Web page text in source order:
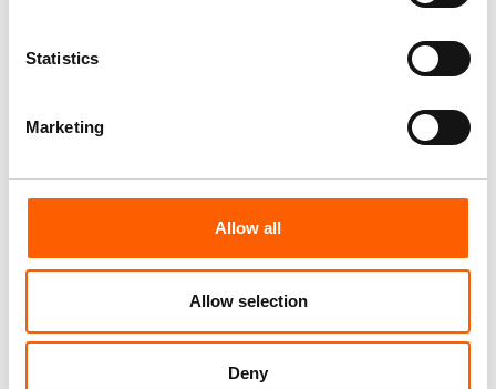
Statistics
Marketing
Allow all
Allow selection
Deny
der...
23. Juni 2026
KI: Warum probabilistisches